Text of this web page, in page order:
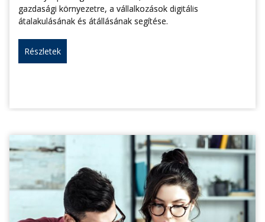
gazdasági környezetre, a vállalkozások digitális
átalakulásának és átállásának segítése.
Részletek